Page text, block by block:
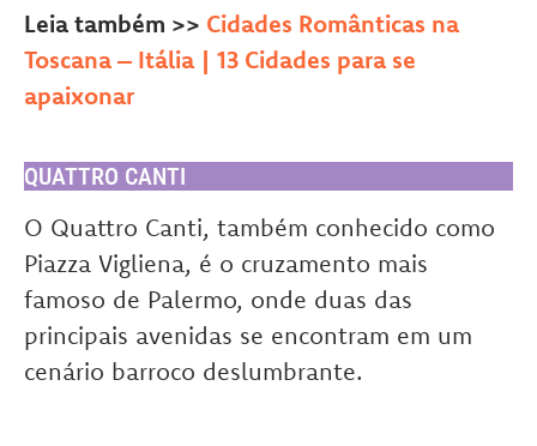
Leia também >> Cidades Românticas na
Toscana – Itália | 13 Cidades para se
apaixonar
QUATTRO CANTI
O Quattro Canti, também conhecido como
Piazza Vigliena, é o cruzamento mais
famoso de Palermo, onde duas das
principais avenidas se encontram em um
cenário barroco deslumbrante.